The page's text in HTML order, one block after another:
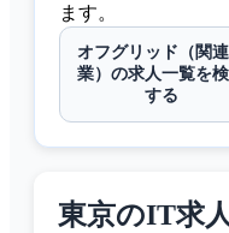
ます。
オフグリッド（関
業）の求人一覧を
する
東京のIT求人